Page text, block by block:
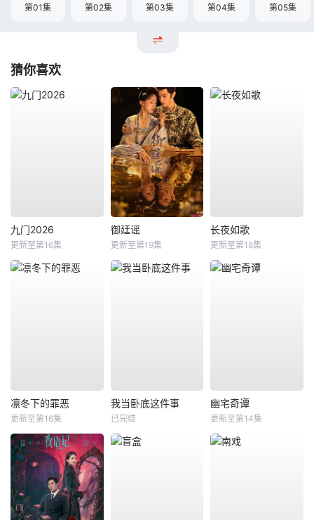
第01集 第02集 第03集 第04集 第05集
猜你喜欢
九门2026
更新至第16集
御廷谣
更新至第19集
长夜如歌
更新至第18集
凛冬下的罪恶
更新至第16集
我当卧底这件事
已完结
幽宅奇谭
更新至第14集